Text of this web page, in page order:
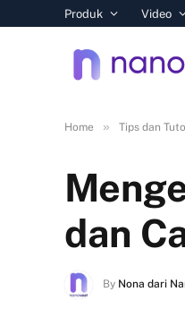
Produk Video
Home » Tips dan
dan
By Nona dari